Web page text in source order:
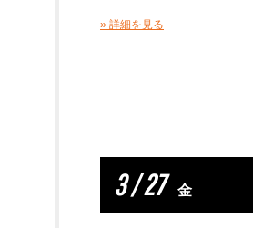
» 詳細を見る
3 / 27 金